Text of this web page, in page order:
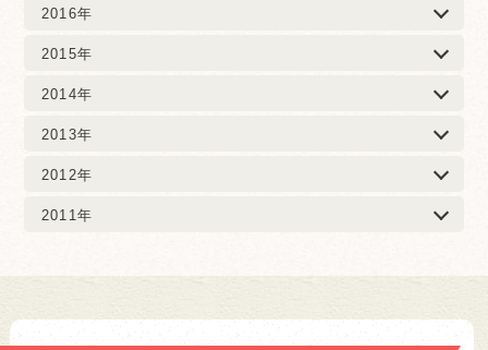
2016年
2015年
2014年
2013年
2012年
2011年